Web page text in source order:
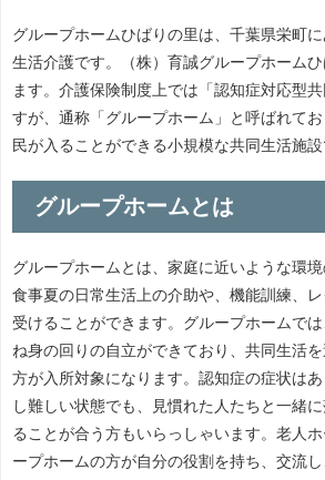
グループホームひばりの里は、千葉県栄町
生活介護です。（株）育誠グループホーム
ます。介護保険制度上では「認知症対応型
すが、通称「グループホーム」と呼ばれて
民が入ることができる小規模な共同生活施設
グループホームとは
グループホームとは、家庭に近いような環境
食事夏の日常生活上の介助や、機能訓練、
受けることができます。グループホームで
ね身の回りの自立ができており、共同生活
方が入所対象になります。認知症の症状は
し難しい状態でも、見慣れた人たちと一緒
ることが合う方もいらっしゃいます。老人
ープホームの方が自分の役割を持ち、交流